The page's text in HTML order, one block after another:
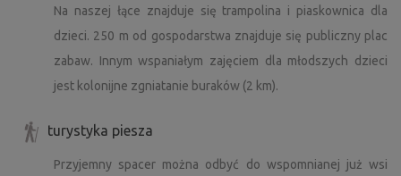
Na naszej łące znajduje się trampolina i piaskownica dla
dzieci. 250 m od gospodarstwa znajduje się publiczny plac
zabaw. Innym wspaniałym zajęciem dla młodszych dzieci
jest kolonijne zgniatanie buraków (2 km).
turystyka piesza
Przyjemny spacer można odbyć do wspomnianej już wsi